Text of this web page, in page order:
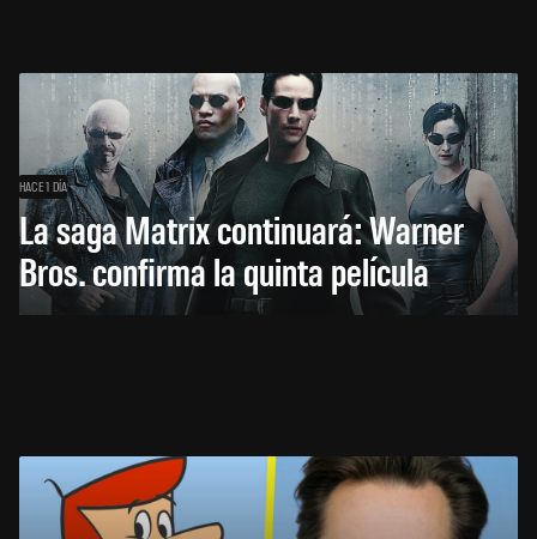
HACE 1 DÍA
La saga Matrix continuará: Warner
Bros. confirma la quinta película